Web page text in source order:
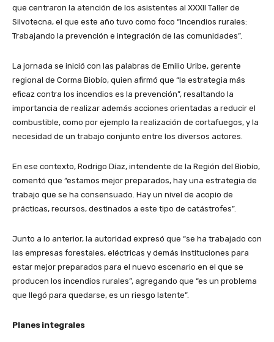
que centraron la atención de los asistentes al XXXII Taller de
Silvotecna, el que este año tuvo como foco “Incendios rurales:
Trabajando la prevención e integración de las comunidades”.
La jornada se inició con las palabras de Emilio Uribe, gerente
regional de Corma Biobío, quien afirmó que “la estrategia más
eficaz contra los incendios es la prevención”, resaltando la
importancia de realizar además acciones orientadas a reducir el
combustible, como por ejemplo la realización de cortafuegos, y la
necesidad de un trabajo conjunto entre los diversos actores.
En ese contexto, Rodrigo Díaz, intendente de la Región del Biobío,
comentó que “estamos mejor preparados, hay una estrategia de
trabajo que se ha consensuado. Hay un nivel de acopio de
prácticas, recursos, destinados a este tipo de catástrofes”.
Junto a lo anterior, la autoridad expresó que “se ha trabajado con
las empresas forestales, eléctricas y demás instituciones para
estar mejor preparados para el nuevo escenario en el que se
producen los incendios rurales”, agregando que “es un problema
que llegó para quedarse, es un riesgo latente”.
Planes integrales